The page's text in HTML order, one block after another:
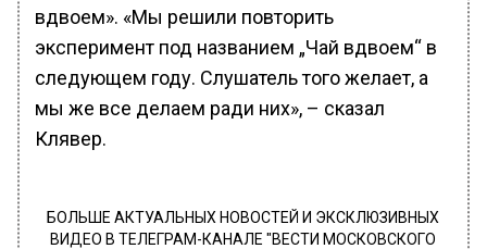
вдвоем». «Мы решили повторить
эксперимент под названием „Чай вдвоем“ в
следующем году. Слушатель того желает, а
мы же все делаем ради них», – сказал
Клявер.
БОЛЬШЕ АКТУАЛЬНЫХ НОВОСТЕЙ И ЭКСКЛЮЗИВНЫХ
ВИДЕО В ТЕЛЕГРАМ-КАНАЛЕ "ВЕСТИ МОСКОВСКОГО